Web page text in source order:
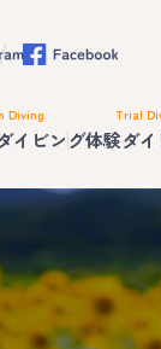
Diving
イビング
Trial
体験ダ